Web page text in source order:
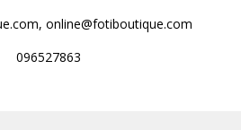
online@fotiboutique.com
096527863